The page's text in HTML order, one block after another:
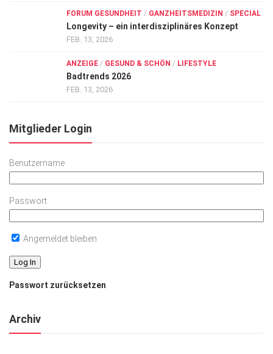
FORUM GESUNDHEIT / GANZHEITSMEDIZIN / SPECIAL
Longevity – ein interdisziplinäres Konzept
FEB. 13, 2026
ANZEIGE / GESUND & SCHÖN / LIFESTYLE
Badtrends 2026
FEB. 13, 2026
Mitglieder Login
Benutzername
Passwort
Angemeldet bleiben
Passwort zurücksetzen
Archiv